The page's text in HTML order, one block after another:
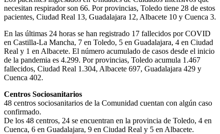
necesitan respirador son 66. Por provincias, Toledo tiene 28 de estos
pacientes, Ciudad Real 13, Guadalajara 12, Albacete 10 y Cuenca 3.
En las últimas 24 horas se han registrado 17 fallecidos por COVID
en Castilla-La Mancha, 7 en Toledo, 5 en Guadalajara, 4 en Ciudad
Real y 1 en Albacete. El número acumulado de casos desde el inicio
de la pandemia es 4.299. Por provincias, Toledo acumula 1.467
fallecidos, Ciudad Real 1.304, Albacete 697, Guadalajara 429 y
Cuenca 402.
Centros Sociosanitarios
48 centros sociosanitarios de la Comunidad cuentan con algún caso
confirmado.
De los 48 centros, 24 se encuentran en la provincia de Toledo, 4 en
Cuenca, 6 en Guadalajara, 9 en Ciudad Real y 5 en Albacete.